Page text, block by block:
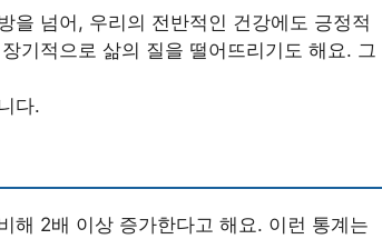
을 넘어, 우리의 전반적인 건강에도 긍정적
기적으로 삶의 질을 떨어뜨리기도 해요. 그
다.
해 2배 이상 증가한다고 해요. 이런 통계는